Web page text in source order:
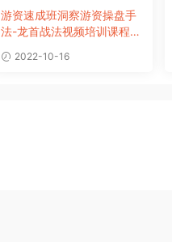
游资速成班洞察游资操盘手
法-龙首战法视频培训课程
2022-10-16